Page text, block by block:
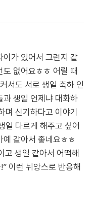
이가 있어서 그런지 같
없어요ㅎㅎ 어릴 때
서도 서로 생일 축하 인
과 생일 언제냐 대화하
며 신기하다고 이야기
일 다르게 해주고 싶어
같아서 좋네요ㅎㅎ
고 생일 같아서 어떡해
이런 뉘앙스로 반응해